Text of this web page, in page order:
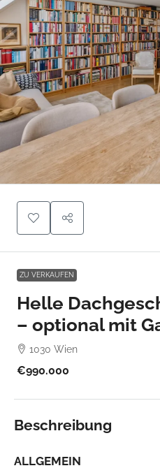
ZU VERKAUFEN
Helle
– optional mit
1030 Wien
€990.000
Beschreibung
ALLGEMEIN